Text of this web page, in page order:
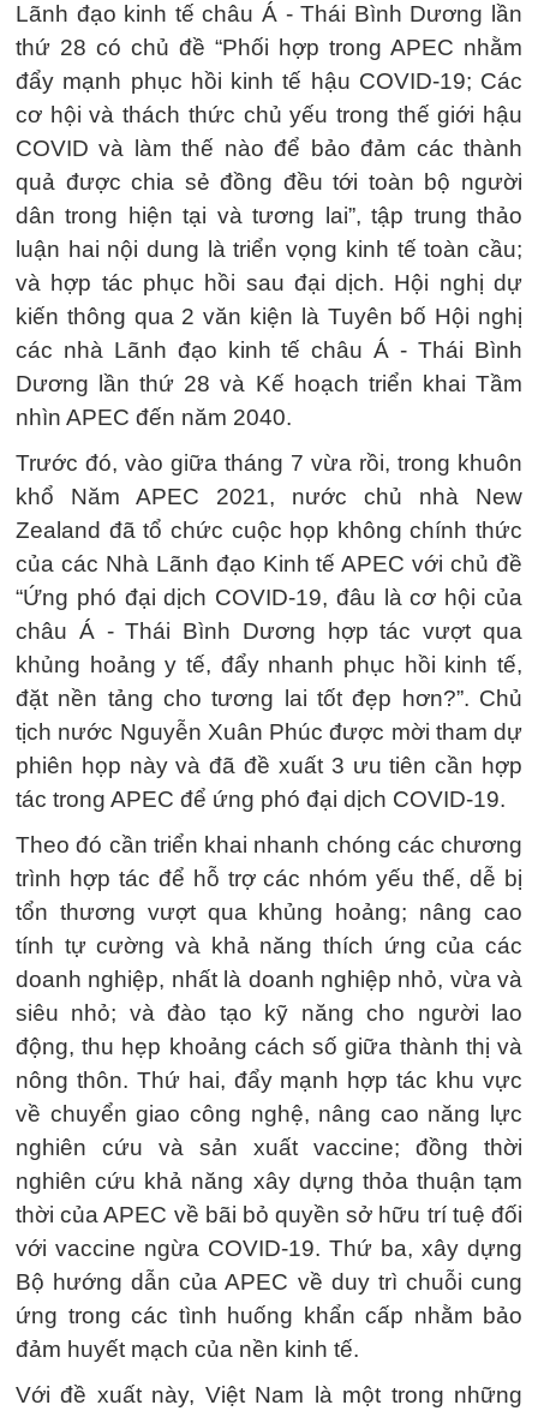
Lãnh đạo kinh tế châu Á - Thái Bình Dương lần
thứ 28 có chủ đề “Phối hợp trong APEC nhằm
đẩy mạnh phục hồi kinh tế hậu COVID-19; Các
cơ hội và thách thức chủ yếu trong thế giới hậu
COVID và làm thế nào để bảo đảm các thành
quả được chia sẻ đồng đều tới toàn bộ người
dân trong hiện tại và tương lai”, tập trung thảo
luận hai nội dung là triển vọng kinh tế toàn cầu;
và hợp tác phục hồi sau đại dịch. Hội nghị dự
kiến thông qua 2 văn kiện là Tuyên bố Hội nghị
các nhà Lãnh đạo kinh tế châu Á - Thái Bình
Dương lần thứ 28 và Kế hoạch triển khai Tầm
nhìn APEC đến năm 2040.
Trước đó, vào giữa tháng 7 vừa rồi, trong khuôn
khổ Năm APEC 2021, nước chủ nhà New
Zealand đã tổ chức cuộc họp không chính thức
của các Nhà Lãnh đạo Kinh tế APEC với chủ đề
“Ứng phó đại dịch COVID-19, đâu là cơ hội của
châu Á - Thái Bình Dương hợp tác vượt qua
khủng hoảng y tế, đẩy nhanh phục hồi kinh tế,
đặt nền tảng cho tương lai tốt đẹp hơn?”. Chủ
tịch nước Nguyễn Xuân Phúc được mời tham dự
phiên họp này và đã đề xuất 3 ưu tiên cần hợp
tác trong APEC để ứng phó đại dịch COVID-19.
Theo đó cần triển khai nhanh chóng các chương
trình hợp tác để hỗ trợ các nhóm yếu thế, dễ bị
tổn thương vượt qua khủng hoảng; nâng cao
tính tự cường và khả năng thích ứng của các
doanh nghiệp, nhất là doanh nghiệp nhỏ, vừa và
siêu nhỏ; và đào tạo kỹ năng cho người lao
động, thu hẹp khoảng cách số giữa thành thị và
nông thôn. Thứ hai, đẩy mạnh hợp tác khu vực
về chuyển giao công nghệ, nâng cao năng lực
nghiên cứu và sản xuất vaccine; đồng thời
nghiên cứu khả năng xây dựng thỏa thuận tạm
thời của APEC về bãi bỏ quyền sở hữu trí tuệ đối
với vaccine ngừa COVID-19. Thứ ba, xây dựng
Bộ hướng dẫn của APEC về duy trì chuỗi cung
ứng trong các tình huống khẩn cấp nhằm bảo
đảm huyết mạch của nền kinh tế.
Với đề xuất này, Việt Nam là một trong những